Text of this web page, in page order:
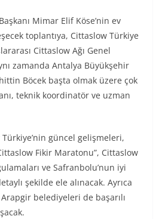
Mimar Elif Köse’nin ev
toplantıya, Cittaslow Türkiye
Cittaslow Ağı Genel
zamanda Antalya Büyükşehir
Böcek başta olmak üzere çok
teknik koordinatör ve uzman
güncel gelişmeleri,
Fikir Maratonu”, Cittaslow
ve Safranbolu’nun iyi
şekilde ele alınacak. Ayrıca
belediyeleri de başarılı